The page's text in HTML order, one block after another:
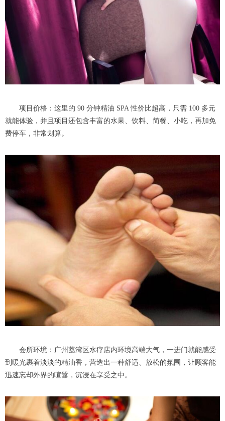
项目价格：这里的 90 分钟精油 SPA 性价比超高，只需 100 多元
就能体验，并且项目还包含丰富的水果、饮料、简餐、小吃，再加免
费停车，非常划算。
会所环境：广州荔湾区水疗店内环境高端大气，一进门就能感受
到暖光裹着淡淡的精油香，营造出一种舒适、放松的氛围，让顾客能
迅速忘却外界的喧嚣，沉浸在享受之中。